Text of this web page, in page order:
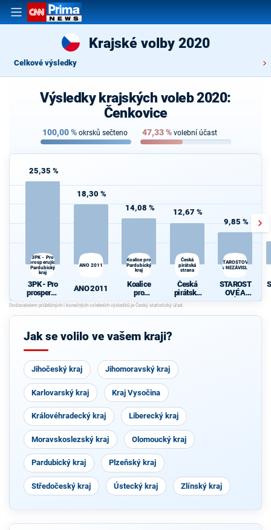
Krajské volby 2020
Celkové výsledky
Výsledky krajských voleb 2020:
Čenkovice
100,00% okrsků sečteno 47,33% volební účast
25,35 %
3PK - Pro
prosperující
Pardubický
kraj
3PK - Pro
prosperují
cí
Pardubick
ý kraj
18,30 %
ANO 2011
ANO 2011
14,08 %
Koalice pro
Pardubický
kraj
Koalice
pro
Pardubick
ý kraj
12,67 %
Česká
pirátská
strana
Česká
pirátská
strana
9,85 %
STAROSTOVÉ
A NEZÁVISLÍ
STAROST
OVÉ A
NEZÁVISL
Jak se volilo ve vašem kraji?
Jihočeský kraj Jihomoravský kraj
Karlovarský kraj Kraj Vysočina
Královéhradecký kraj Liberecký kraj
Moravskoslezský kraj Olomoucký kraj
Pardubický kraj Plzeňský kraj
Středočeský kraj Ústecký kraj Zlínský kraj